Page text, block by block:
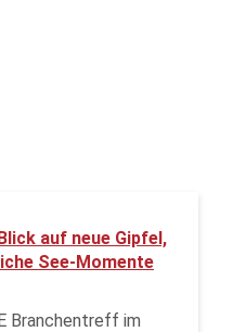
auf neue Gipfel,
See-Momente
Branchentreff im